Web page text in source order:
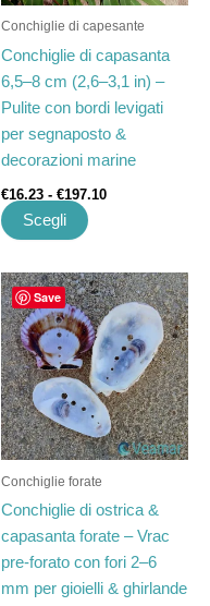
Conchiglie di capesante
Conchiglie di capasanta
6,5–8 cm (2,6–3,1 in) –
Pulite con bordi levigati
per segnaposto &
decorazioni marine
€16.23 - €197.10
Scegli
essere
scelte
nella
pagina
del
prodotto
Save
Conchiglie forate
Conchiglie di ostrica &
capasanta forate – Vrac
pre-forato con fori 2–6
mm per gioielli & ghirlande
Fascia
di
prezzo:
da
€41.92
a
€530.00
Questo
prodotto
ha
più
varianti.
Le
opzioni
scelte
nella
pagina
del